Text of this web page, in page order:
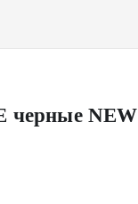
черные NEW